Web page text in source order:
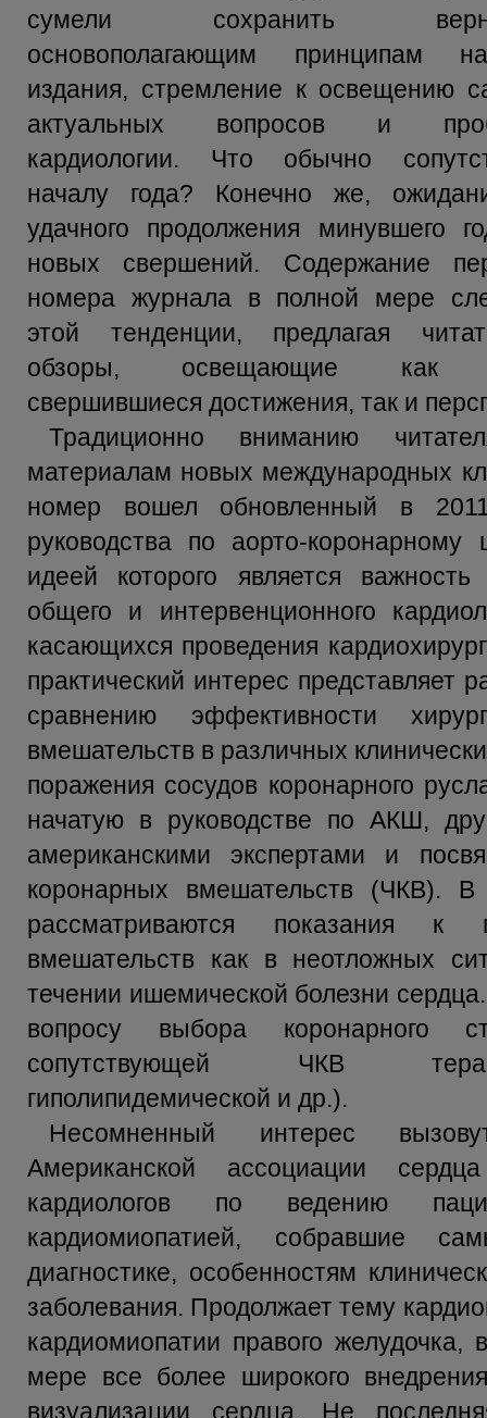
сумели сохранить
основополагающим принципам
издания, стремление к освещению
актуальных вопросов и
кардиологии. Что обычно
началу года? Конечно же,
удачного продолжения минувшего
новых свершений. Содержание
номера журнала в полной мере
этой тенденции, предлагая
обзоры, освещающие как
свершившиеся достижения, так и
Традиционно вниманию
материалам новых международных
номер вошел обновленный в 2011
руководства по аорто-
идеей которого является важность
общего и интервенционного
касающихся проведения
практический интерес представляет
сравнению эффективности
вмешательств в различных
поражения сосудов коронарного
начатую в руководстве по АКШ,
американскими экспертами и
коронарных вмешательств (ЧКВ).
рассматриваются показания к
вмешательств как в неотложных
течении ишемической болезни
вопросу выбора коронарного
сопутствующей ЧКВ
гиполипидемической и др.).
Несомненный интерес
Американской ассоциации
кардиологов по ведению
кардиомиопатией, собравшие
диагностике, особенностям
заболевания. Продолжает тему
кардиомиопатии правого желудочка,
мере все более широкого
визуализации сердца. Не